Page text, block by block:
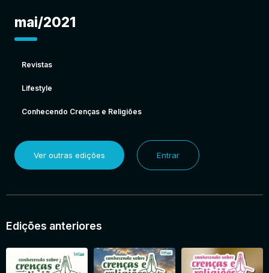
mai/2021
Revistas
Lifestyle
Conhecendo Crenças e Religiões
Ver outras edições Entrar
Edições anteriores